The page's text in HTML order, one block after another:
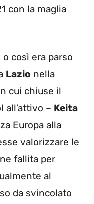
con la maglia
così era parso
Lazio nella
cui chiuse il
all’attivo – Keita
Europa alla
valorizzare le
fallita per
al
da svincolato